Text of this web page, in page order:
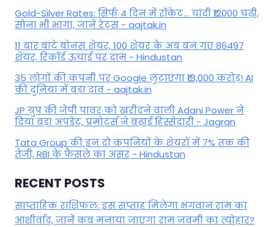
Gold-Silver Rates: सिर्फ 4 दिन में रॉकेट... चांदी ₹12000 चढ़ी,
सोना भी भागा, जानें रेट्स - aajtak.in
11 बार बांटे बोनस शेयर, 100 शेयर के अब बन गए 86497
शेयर, रिकॉर्ड ऊंचाई पर दाम - Hindustan
35 लोगों की कंपनी पर Google लुटाएगा ₹13,000 करोड़! AI
की दुनिया में बड़ा दांव - aajtak.in
JP ग्रुप की जेपी पावर को खरीदने वाली Adani Power ने
दिया बड़ा अपडेट, प्रमोटर्स ने बढ़ाई हिस्सेदारी - Jagran
Tata Group की इन दो कंपनियों के शेयरों में 7% तक की
तेजी, RBI के फैसले का असर - Hindustan
RECENT POSTS
साप्ताहिक राशिफल: इस सप्ताह मिलेगा भगवान राम का
आशीर्वाद, जानें कब मनाया जाएगा राम नवमी का त्योहार?